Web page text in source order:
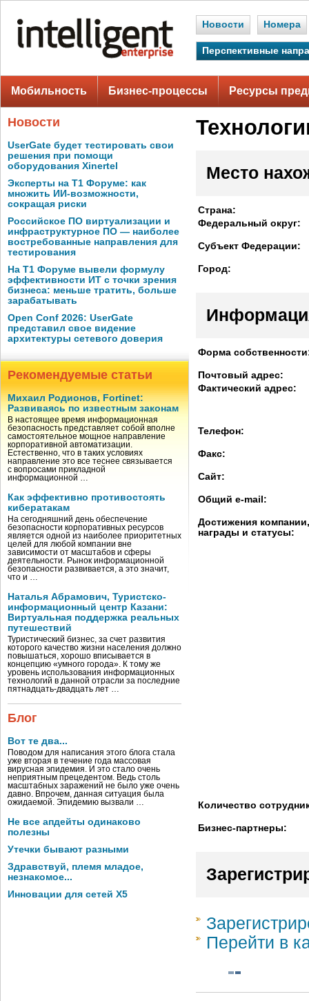
Новости Номера
Перспективные
Мобильность Бизнес-процессы Ресурсы
Новости
UserGate будет тестировать свои
решения при помощи
оборудования Xinertel
Эксперты на Т1 Форуме: как
множить ИИ-возможности,
сокращая риски
Российское ПО виртуализации и
инфраструктурное ПО — наиболее
востребованные направления для
тестирования
На Т1 Форуме вывели формулу
эффективности ИТ с точки зрения
бизнеса: меньше тратить, больше
зарабатывать
Open Conf 2026: UserGate
представил свое видение
архитектуры сетевого доверия
Рекомендуемые статьи
Михаил Родионов, Fortinet:
Развиваясь по известным законам
В настоящее время информационная
безопасность представляет собой вполне
самостоятельное мощное направление
корпоративной автоматизации.
Естественно, что в таких условиях
направление это все теснее связывается
с вопросами прикладной
информационной …
Как эффективно противостоять
кибератакам
На сегодняшний день обеспечение
безопасности корпоративных ресурсов
является одной из наиболее приоритетных
целей для любой компании вне
зависимости от масштабов и сферы
деятельности. Рынок информационной
безопасности развивается, а это значит,
что и …
Наталья Абрамович, Туристско-
информационный центр Казани:
Виртуальная поддержка реальных
путешествий
Туристический бизнес, за счет развития
которого качество жизни населения должно
повышаться, хорошо вписывается в
концепцию «умного города». К тому же
уровень использования информационных
технологий в данной отрасли за последние
пятнадцать-двадцать лет …
Блог
Вот те два...
Поводом для написания этого блога стала
уже вторая в течение года массовая
вирусная эпидемия. И это стало очень
неприятным прецедентом. Ведь столь
масштабных заражений не было уже очень
давно. Впрочем, данная ситуация была
ожидаемой. Эпидемию вызвали …
Не все апдейты одинаково
полезны
Утечки бывают разными
Здравствуй, племя младое,
незнакомое...
Инновации для сетей X5
Место
Страна:
Федеральный округ:
Субъект Федерации:
Город:
Форма
Почтовый адрес:
Фактический адрес:
Телефон:
Факс:
Сайт:
Общий e-mail:
Достижения компании,
награды и статусы:
Количество
Бизнес-партнеры:
Перейти в